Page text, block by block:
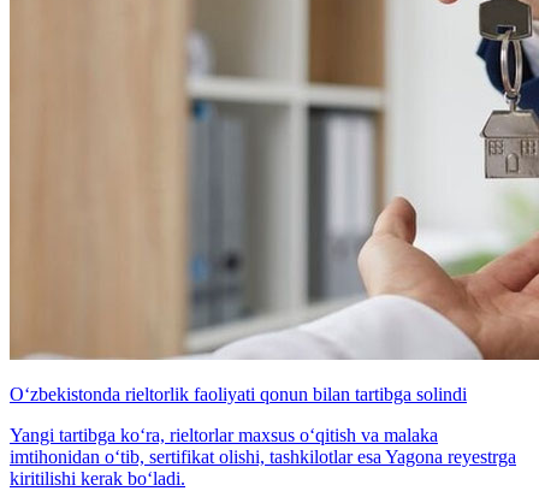
O‘zbekistonda rieltorlik faoliyati qonun bilan tartibga solindi
Yangi tartibga ko‘ra, rieltorlar maxsus o‘qitish va malaka
imtihonidan o‘tib, sertifikat olishi, tashkilotlar esa Yagona reyestrga
kiritilishi kerak bo‘ladi.